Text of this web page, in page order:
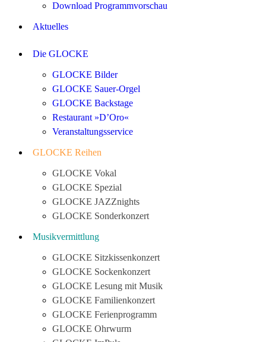
Download Programmvorschau
Aktuelles
Die GLOCKE
GLOCKE Bilder
GLOCKE Sauer-Orgel
GLOCKE Backstage
Restaurant »D’Oro«
Veranstaltungsservice
GLOCKE Reihen
GLOCKE Vokal
GLOCKE Spezial
GLOCKE JAZZnights
GLOCKE Sonderkonzert
Musikvermittlung
GLOCKE Sitzkissenkonzert
GLOCKE Sockenkonzert
GLOCKE Lesung mit Musik
GLOCKE Familienkonzert
GLOCKE Ferienprogramm
GLOCKE Ohrwurm